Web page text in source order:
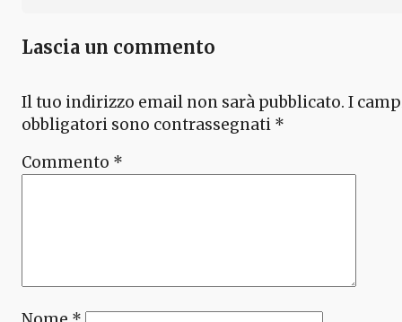
Lascia un commento
Il tuo indirizzo email non sarà pubblicato. I
obbligatori sono contrassegnati *
Commento *